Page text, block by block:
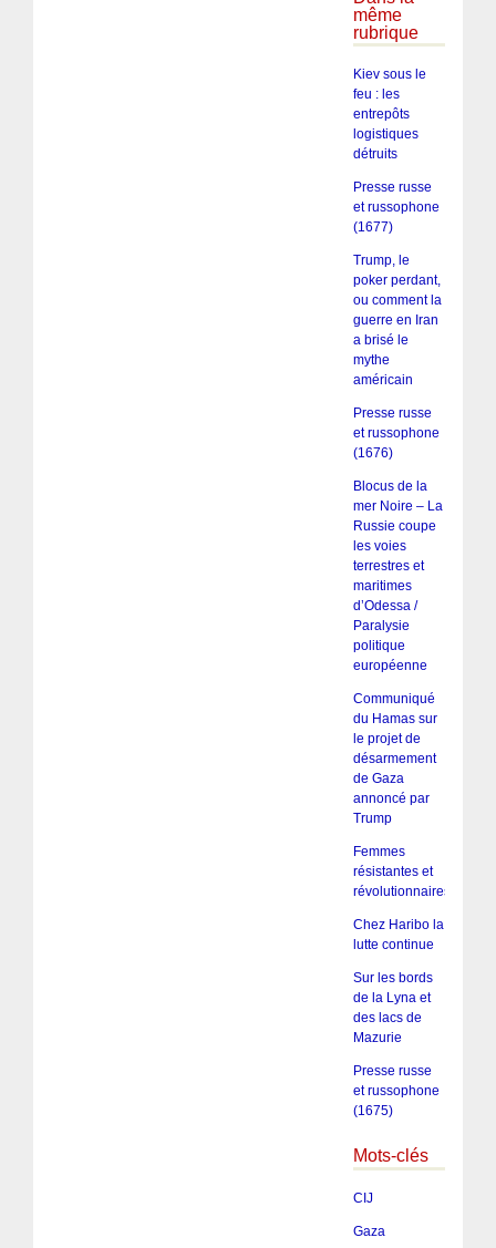
même
rubrique
Kiev sous le
feu : les
entrepôts
logistiques
détruits
Presse russe
et russophone
(1677)
Trump, le
poker perdant,
ou comment la
guerre en Iran
a brisé le
mythe
américain
Presse russe
et russophone
(1676)
Blocus de la
mer Noire – La
Russie coupe
les voies
terrestres et
maritimes
d’Odessa /
Paralysie
politique
européenne
Communiqué
du Hamas sur
le projet de
désarmement
de Gaza
annoncé par
Trump
Femmes
résistantes et
révolutionnaires
Chez Haribo la
lutte continue
Sur les bords
de la Lyna et
des lacs de
Mazurie
Presse russe
et russophone
(1675)
Mots-clés
CIJ
Gaza